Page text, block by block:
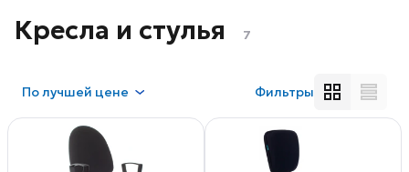
Кресла и стулья 7
Получшей цене Фильтры